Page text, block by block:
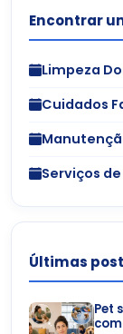
Encontrar
Limpeza
Cuidados
Serviços
Últimas
Pet